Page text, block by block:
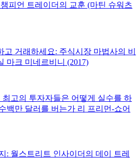
피언 트레이더의 교훈 (마틴 슈워츠
고 거래하세요: 주식시장 마법사의 비
마크 미네르비니 (2017)
최고의 투자자들은 어떻게 실수를 하
백만 달러를 버는가 리 프리먼-쇼어
: 월스트리트 인사이더의 데이 트레